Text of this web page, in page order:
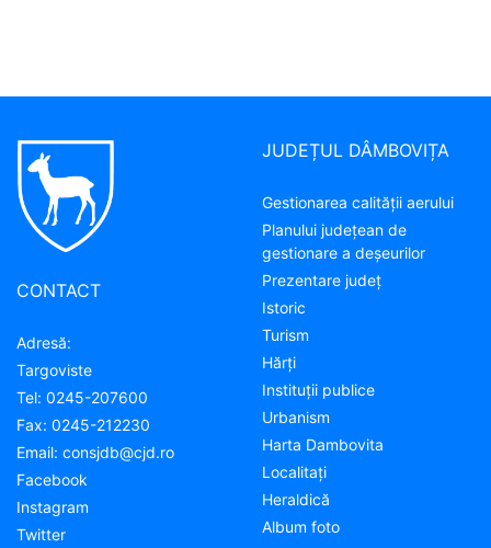
CONTACT
Adresă:
Targoviste
Tel: 0245-207600
Fax: 0245-212230
Email: consjdb@cjd.ro
Facebook
Instagram
Twitter
JUDEȚUL DÂMBOVIȚA
Gestionarea calității aerului
Planului județean de
gestionare a deșeurilor
Prezentare judeţ
Istoric
Turism
Hărţi
Instituţii publice
Urbanism
Harta Dambovita
Localitaţi
Heraldică
Album foto